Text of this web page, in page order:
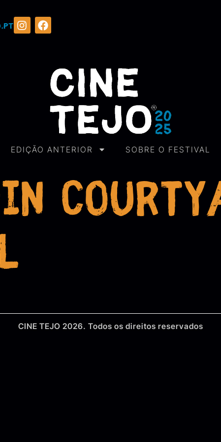
EDIÇÃO ANTERIOR SOBRE O FESTIVAL
CINE TEJO 2026. Todos os direitos reservados